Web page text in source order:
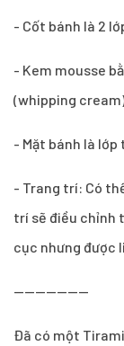
- Cốt bánh là 2
- Kem mousse
(whipping
- Mặt bánh là
- Trang trí: Có
trí sẽ điều chỉnh
cục nhưng được
--------------
Đã có một